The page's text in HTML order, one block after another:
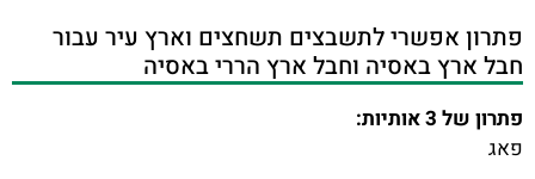
פתרון אפשרי לתשבצים תשחצים וארץ עיר עבור
חבל ארץ באסיה וחבל ארץ הררי באסיה
פתרון של 3 אותיות:
פאג